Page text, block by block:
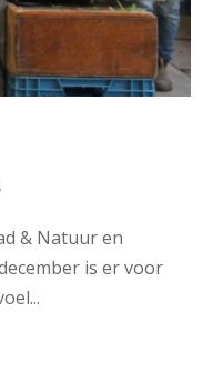
& Natuur en
is er voor